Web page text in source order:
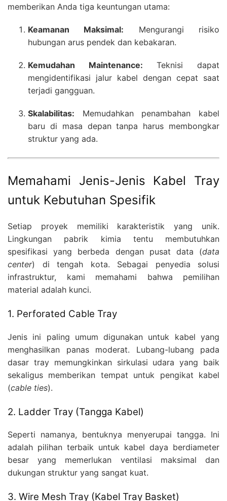
memberikan Anda tiga keuntungan utama:
Keamanan Maksimal: Mengurangi risiko
hubungan arus pendek dan kebakaran.
Kemudahan Maintenance: Teknisi dapat
mengidentifikasi jalur kabel dengan cepat saat
terjadi gangguan.
Skalabilitas: Memudahkan penambahan kabel
baru di masa depan tanpa harus membongkar
struktur yang ada.
Memahami Jenis-Jenis Kabel Tray
untuk Kebutuhan Spesifik
Setiap proyek memiliki karakteristik yang unik.
Lingkungan pabrik kimia tentu membutuhkan
spesifikasi yang berbeda dengan pusat data (data
center) di tengah kota. Sebagai penyedia solusi
infrastruktur, kami memahami bahwa pemilihan
material adalah kunci.
1. Perforated Cable Tray
Jenis ini paling umum digunakan untuk kabel yang
menghasilkan panas moderat. Lubang-lubang pada
dasar tray memungkinkan sirkulasi udara yang baik
sekaligus memberikan tempat untuk pengikat kabel
(cable ties).
2. Ladder Tray (Tangga Kabel)
Seperti namanya, bentuknya menyerupai tangga. Ini
adalah pilihan terbaik untuk kabel daya berdiameter
besar yang memerlukan ventilasi maksimal dan
dukungan struktur yang sangat kuat.
3. Wire Mesh Tray (Kabel Tray Basket)